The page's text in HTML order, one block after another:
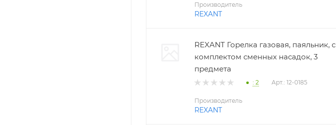
Производитель
REXANT
REXANT Горелка газовая, паяльник, с
комплектом сменных насадок, 3
предмета
: 2 Арт.: 12-0185
Производитель
REXANT